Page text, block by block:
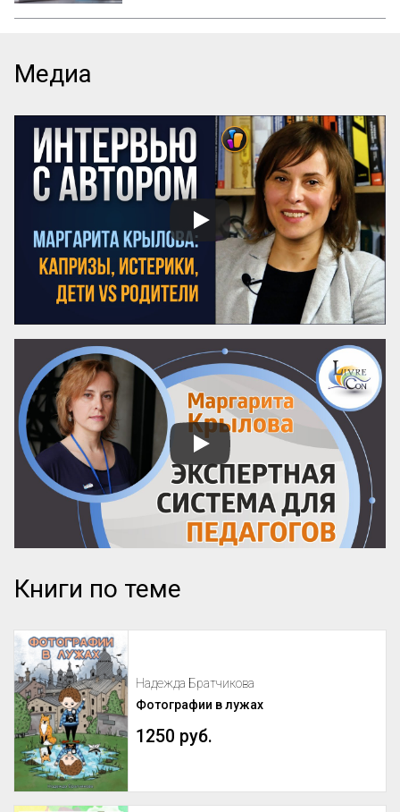
слов и выбирать курсы с практической
пользой.
Почему можно доверять анонсу?
Содержание публичного объявления
почти всегда отражает суть самой
программы. Если организаторы вложили
силы в качественный курс, они
обязательно напишут об этом конкретно.
И наоборот: размытые фразы и
отсутствие деталей – верный ...
Медиа
Книги по теме
Надежда Братчикова
Фотографии в лужах
1250 руб.